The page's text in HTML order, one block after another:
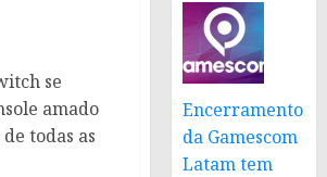
se
amado
todas as
Encerramento
da Gamescom
Latam tem